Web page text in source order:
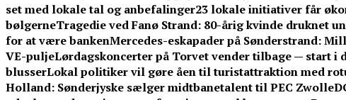
set med lokale tal og anbefalinger23 lokale initiativer får
bølgerneTragedie ved Fanø Strand: 80-årig kvinde druknet
for at være bankenMercedes-eskapader på Sønderstrand:
VE-puljeLørdagskoncerter på Torvet vender tilbage — start i
blusserLokal politiker vil gøre åen til turistattraktion med
Holland: Sønderjyske sælger midtbanetalent til PEC Zwolle